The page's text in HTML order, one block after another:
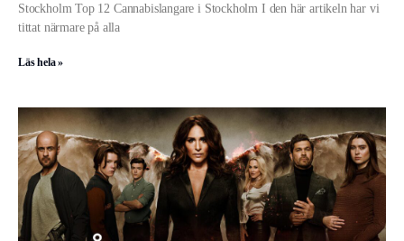
Stockholm Top 12 Cannabislangare i Stockholm I den här artikeln har vi
tittat närmare på alla
Läs hela »